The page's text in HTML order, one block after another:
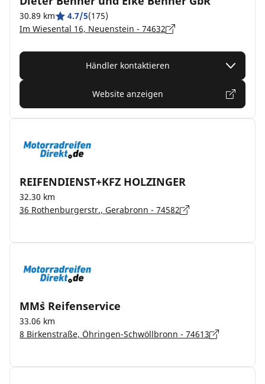
30.89 km 4.7/5(175)
Im Wiesental 16, Neuenstein - 74632
Händler kontaktieren
Website anzeigen
REIFENDIENST+KFZ HOLZINGER
32.30 km
36 Rothenburgerstr., Gerabronn - 74582
MM`s Reifenservice
33.06 km
8 Birkenstraße, Öhringen-Schwöllbronn - 74613